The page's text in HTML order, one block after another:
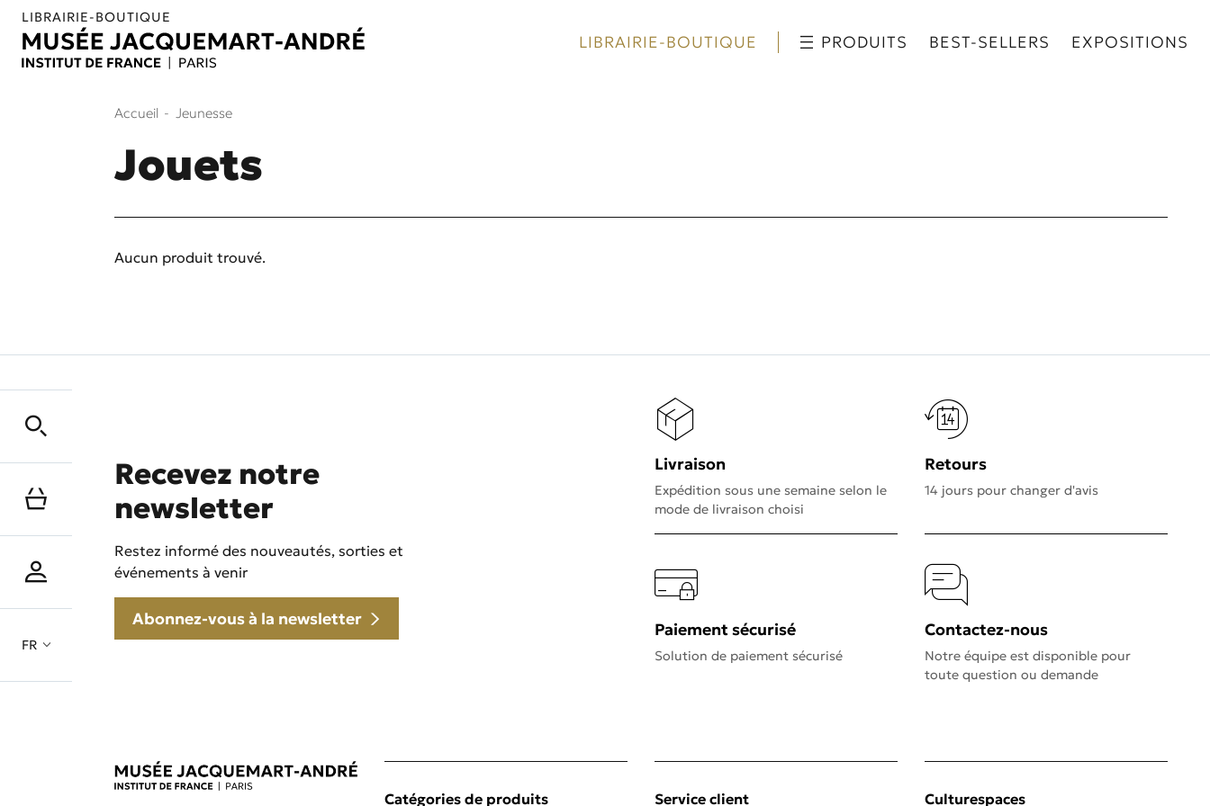
Aller au menu
Aller au contenu
FR
LIBRAIRIE-BOUTIQUE
LIBRAIRIE-BOUTIQUE PRODUITS BEST-SELLERS EXPOSITIONS
Accueil Jeunesse
Jouets
Aucun produit trouvé.
Recevez notre
newsletter
Restez informé des nouveautés, sorties et
événements à venir
Abonnez-vous à la newsletter
Livraison
Expédition sous une semaine selon le
mode de livraison choisi
Retours
14 jours pour changer d'avis
Paiement sécurisé
Solution de paiement sécurisé
Contactez-nous
Notre équipe est disponible pour
toute question ou demande
Catégories de produits Service client Culturespaces